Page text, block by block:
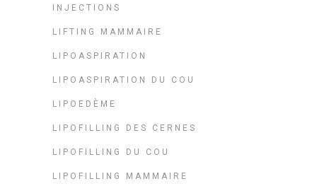
INJECTIONS
LIFTING MAMMAIRE
LIPOASPIRATION
LIPOASPIRATION DU COU
LIPOEDÈME
LIPOFILLING DES CERNES
LIPOFILLING DU COU
LIPOFILLING MAMMAIRE